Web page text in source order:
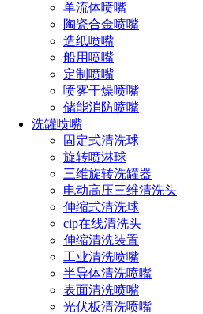
单流体喷嘴
陶瓷合金喷嘴
造纸喷嘴
船用喷嘴
定制喷嘴
喷雾干燥喷嘴
储能消防喷嘴
洗罐喷嘴
固定式清洗球
旋转喷淋球
三维旋转洗罐器
电动高压三维清洗头
伸缩式清洗球
cip在线清洗头
伸缩清洗装置
工业清洗喷嘴
半导体清洗喷嘴
表面清洗喷嘴
光伏板清洗喷嘴
按用途喷嘴可分为三大类：
消防喷嘴
按功能喷嘴大致可分为，
嘴，园林绿化浇灌喷头,农业灌溉
除尘喷嘴及特殊喷头。
不同使用条件下对喷嘴选型的
头的选型不当而造成失误的现象比
喷头，分别具有不同的使用条件和
金属喷嘴，塑料喷嘴，脱硫
嘴的选型、安装方式、方位合理与
时间和布水效果。当设置场所不设
置时，火灾热气流将在上升至顶板
安装直立型喷头，才能使热气流尽